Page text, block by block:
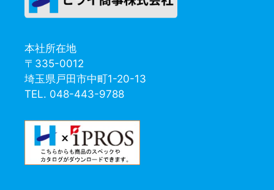
本社所在地
〒335-0012
埼玉県戸田市中町1-20-13
TEL. 048-443-9788